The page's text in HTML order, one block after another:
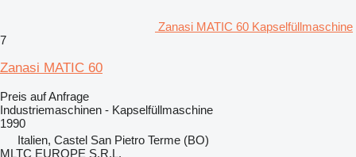
Zanasi MATIC 60 Kapselfüllmaschine
7
Zanasi MATIC 60
Preis auf Anfrage
Industriemaschinen - Kapselfüllmaschine
1990
Italien, Castel San Pietro Terme (BO)
MLTC EUROPE S.R.L.